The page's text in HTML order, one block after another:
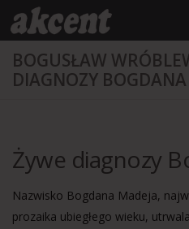
treści
Przejdź do treści
BOGUSŁAW
DIAGNOZY
Żywe diagnozy
Nazwisko Bogdana Madeja,
prozaika ubiegłego wieku,